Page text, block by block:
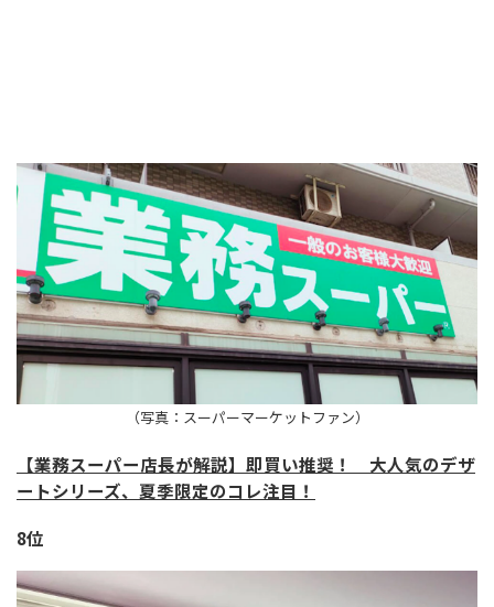
（写真：スーパーマーケットファン）
【業務スーパー店長が解説】即買い推奨！ 大人気のデザ
ートシリーズ、夏季限定のコレ注目！
8位